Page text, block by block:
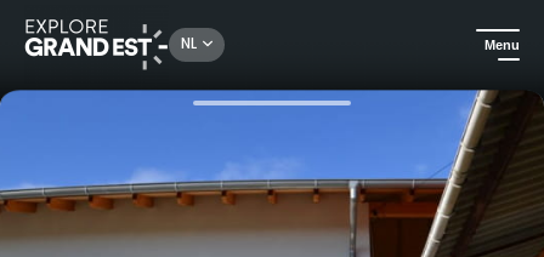
NL Menu
Kijk je ogen uit in de Grand Est Gîte La Grange